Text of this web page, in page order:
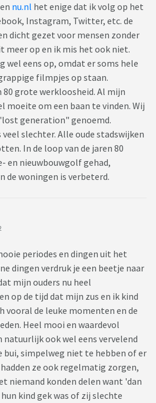
nu.nl het enige dat ik volg op het
Instagram, Twitter, etc. de
dicht gezet voor mensen zonder
meer op en ik mis het ook niet.
wel eens op, omdat er soms hele
filmpjes op staan.
80 grote werkloosheid. Al mijn
moeite om een baan te vinden. Wij
generation" genoemd.
slechter. Alle oude stadswijken
In de loop van de jaren 80
en nieuwbouwgolf gehad,
de woningen is verbeterd.
periodes en dingen uit het
dingen verdruk je een beetje naar
mijn ouders nu heel
op de tijd dat mijn zus en ik kind
vooral de leuke momenten en de
Heel mooi en waardevol
natuurlijk ook wel eens vervelend
simpelweg niet te hebben of er
ze ook regelmatig zorgen,
niemand konden delen want 'dan
kind gek was of zij slechte